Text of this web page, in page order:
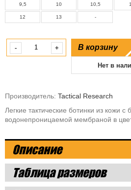
9,5 10 10,5
12 13 -
- + В корзину
Нет в
Производитель: Tactical Research
Легкие тактические ботинки из кожи
водонепроницаемой мембраной в
Описание
Таблица размеров